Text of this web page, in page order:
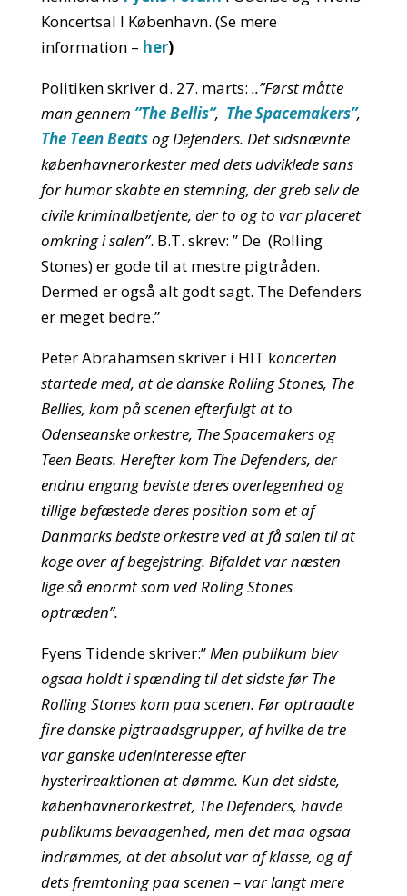
Koncertsal I København. (Se mere
information – her)
Politiken skriver d. 27. marts: ..”Først måtte
man gennem ”The Bellis”, The Spacemakers”,
The Teen Beatsog Defenders. Det sidsnævnte
københavnerorkester med dets udviklede sans
for humor skabte en stemning, der greb selv de
civile kriminalbetjente, der to og to var placeret
omkring i salen”. B.T. skrev: ” De (Rolling
Stones) er gode til at mestre pigtråden.
Dermed er også alt godt sagt. The Defenders
er meget bedre.”
Peter Abrahamsen skriver i HIT koncerten
startede med, at de danske Rolling Stones, The
Bellies, kom på scenen efterfulgt at to
Odenseanske orkestre, The Spacemakers og
Teen Beats. Herefter kom The Defenders, der
endnu engang beviste deres overlegenhed og
tillige befæstede deres position som et af
Danmarks bedste orkestre ved at få salen til at
koge over af begejstring. Bifaldet var næsten
lige så enormt som ved Roling Stones
optræden”.
Fyens Tidende skriver:”Men publikum blev
ogsaa holdt i spænding til det sidste før The
Rolling Stones kom paa scenen. Før optraadte
fire danske pigtraadsgrupper, af hvilke de tre
var ganske udeninteresse efter
hysterireaktionen at dømme. Kun det sidste,
københavnerorkestret, The Defenders, havde
publikums bevaagenhed, men det maa ogsaa
indrømmes, at det absolut var af klasse, og af
dets fremtoning paa scenen – var langt mere